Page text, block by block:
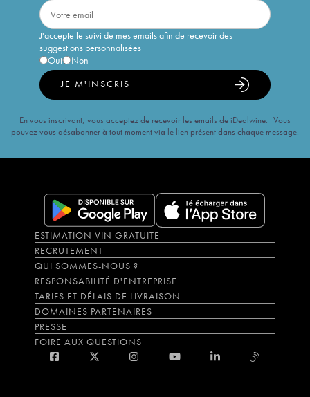
J'accepte le suivi de mes emails afin de recevoir des
suggestions personnalisées
Oui
Non
JE M'INSCRIS
En vous inscrivant, vous acceptez de recevoir les emails de iDealwine. Vous
pouvez vous désabonner à tout moment via le lien présent dans chaque message.
ESTIMATION VIN GRATUITE
RECRUTEMENT
QUI SOMMES-NOUS ?
RESPONSABILITÉ D'ENTREPRISE
TARIFS ET DÉLAIS DE LIVRAISON
DOMAINES PARTENAIRES
PRESSE
FOIRE AUX QUESTIONS